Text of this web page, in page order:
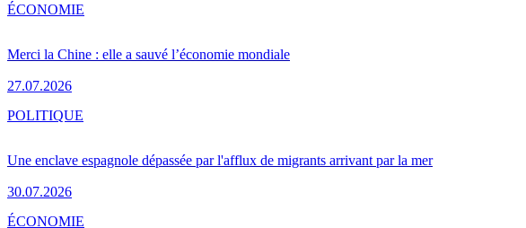
Merci la Chine : elle a sauvé l’économie mondiale
27.07.2026
ÉCONOMIE
Une enclave espagnole dépassée par l'afflux de migrants arrivant par la mer
30.07.2026
POLITIQUE
ÉCONOMIE